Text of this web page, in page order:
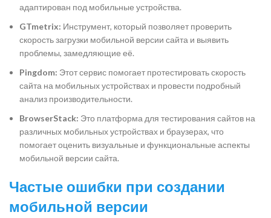
адаптирован под мобильные устройства.
GTmetrix: Инструмент, который позволяет проверить
скорость загрузки мобильной версии сайта и выявить
проблемы, замедляющие её.
Pingdom: Этот сервис помогает протестировать скорость
сайта на мобильных устройствах и провести подробный
анализ производительности.
BrowserStack: Это платформа для тестирования сайтов на
различных мобильных устройствах и браузерах, что
помогает оценить визуальные и функциональные аспекты
мобильной версии сайта.
Частые ошибки при создании
мобильной версии